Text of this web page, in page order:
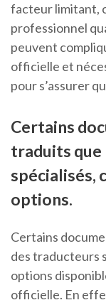
facteur limitant,
professionnel
peuvent
officielle et
pour s’assurer
Certains
traduits que
spécialisés,
options.
Certains
des traducteurs
options
officielle. En